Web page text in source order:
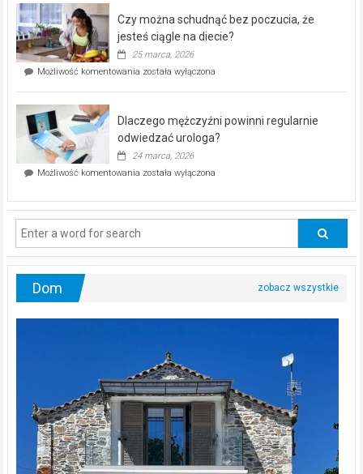
bezpłatna
Czy można schudnąć bez poczucia, że
jesteś ciągle na diecie?
25 marca, 2026
Możliwość komentowania Czy
poczucia,
że
ciągle
na
została wyłączona
Dlaczego mężczyźni powinni regularnie
odwiedzać urologa?
24 marca, 2026
Możliwość komentowania Dlaczego
regularnie
została wyłączona
Dom